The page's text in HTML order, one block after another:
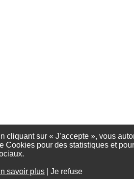
cliquant sur « J’accepte », vous
Cookies pour des statistiques et
savoir plus Je refuse
Foire aux questions
Plan du site